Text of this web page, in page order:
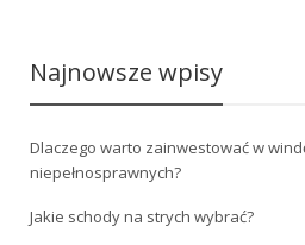
Najnowsze wpisy
Dlaczego warto zainwestować w
niepełnosprawnych?
Jakie schody na strych wybrać?